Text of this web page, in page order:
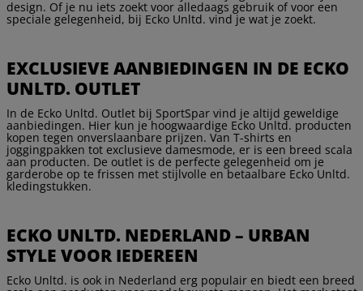
design. Of je nu iets zoekt voor alledaags gebruik of voor een
speciale gelegenheid, bij Ecko Unltd. vind je wat je zoekt.
EXCLUSIEVE AANBIEDINGEN IN DE ECKO
UNLTD. OUTLET
In de Ecko Unltd. Outlet bij SportSpar vind je altijd geweldige
aanbiedingen. Hier kun je hoogwaardige Ecko Unltd. producten
kopen tegen onverslaanbare prijzen. Van T-shirts en
joggingpakken tot exclusieve damesmode, er is een breed scala
aan producten. De outlet is de perfecte gelegenheid om je
garderobe op te frissen met stijlvolle en betaalbare Ecko Unltd.
kledingstukken.
ECKO UNLTD. NEDERLAND – URBAN
STYLE VOOR IEDEREEN
Ecko Unltd. is ook in Nederland erg populair en biedt een breed